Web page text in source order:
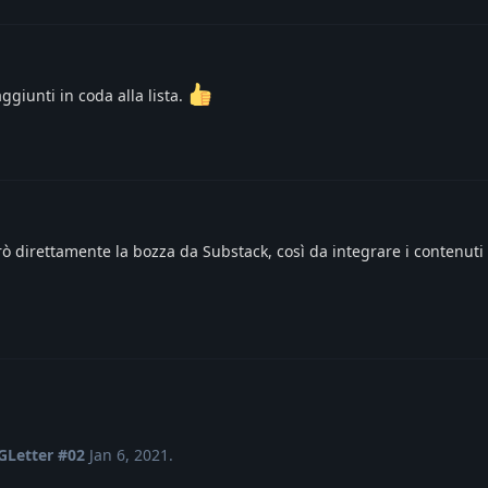
in coda alla lista.
direttamente la bozza da Substack, così da integrare i contenuti
#02 Jan 6, 2021 .